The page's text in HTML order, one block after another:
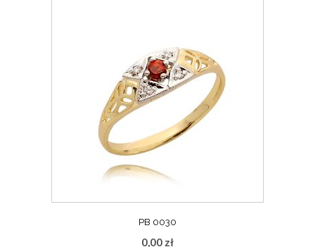
PB 0030
0,00 zł